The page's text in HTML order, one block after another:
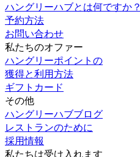
ハングリーハブとは何ですか？
予約方法
お問い合わせ
私たちのオファー
ハングリーポイントの
獲得と利用方法
ギフトカード
その他
ハングリーハブブログ
レストランのために
採用情報
私たちは受け入れます